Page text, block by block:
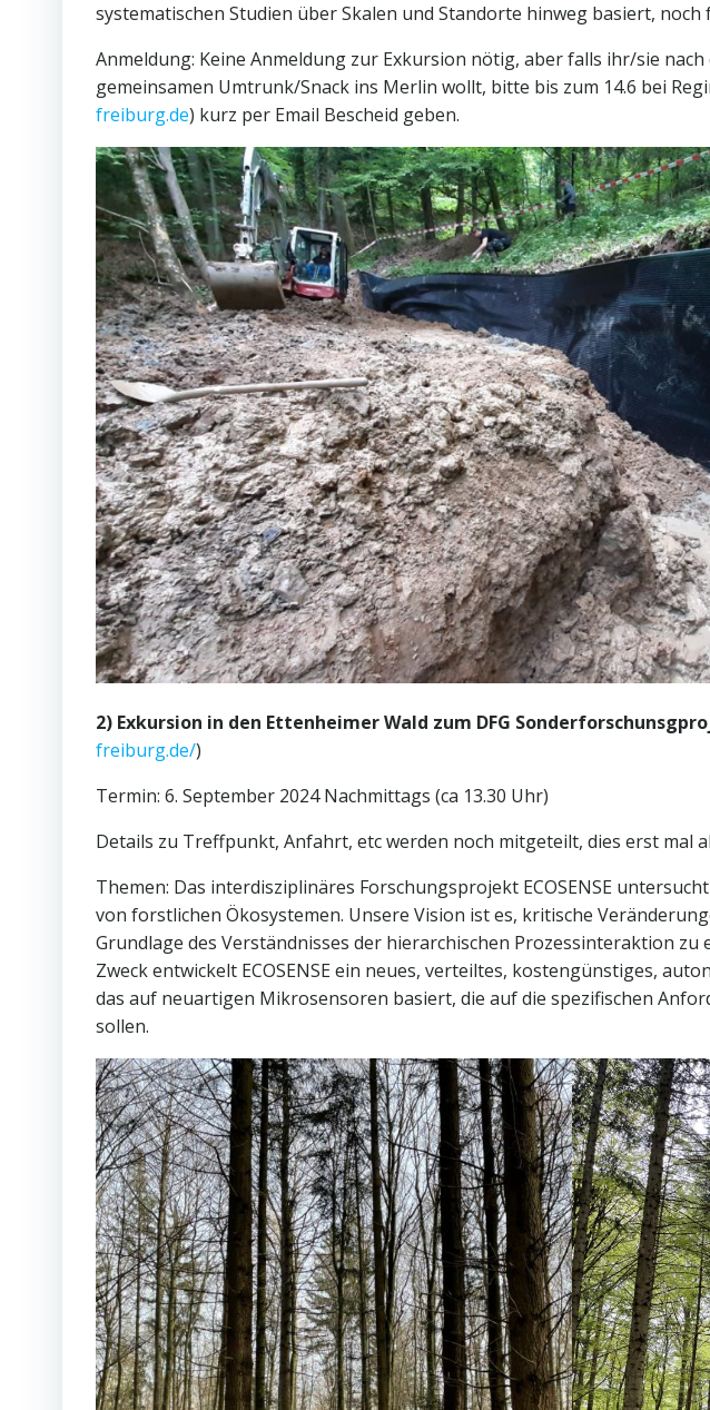
systematischen Studien über Skalen und Standorte hinweg basiert, noch
Anmeldung: Keine Anmeldung zur Exkursion nötig, aber falls ihr/sie
gemeinsamen Umtrunk/Snack ins Merlin wollt, bitte bis zum 14.6 bei
freiburg.de) kurz per Email Bescheid geben.
2) Exkursion in den Ettenheimer Wald zum DFG
freiburg.de/)
Termin: 6. September 2024 Nachmittags (ca 13.30 Uhr)
Details zu Treffpunkt, Anfahrt, etc werden noch mitgeteilt, dies erst mal
Themen: Das interdisziplinäres Forschungsprojekt ECOSENSE
von forstlichen Ökosystemen. Unsere Vision ist es, kritische
Grundlage des Verständnisses der hierarchischen Prozessinteraktion
Zweck entwickelt ECOSENSE ein neues, verteiltes, kostengünstiges,
das auf neuartigen Mikrosensoren basiert, die auf die spezifischen
sollen.